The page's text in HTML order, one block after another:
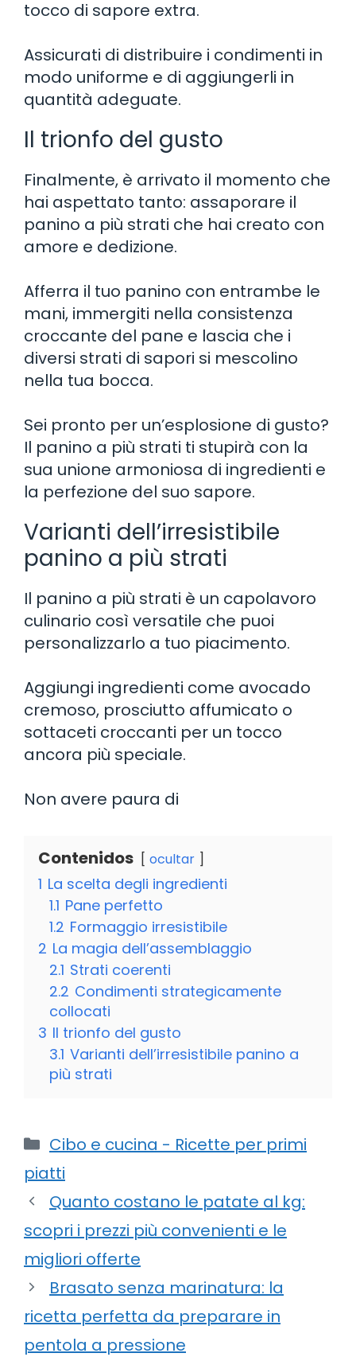
tocco di sapore extra.
Assicurati di distribuire i condimenti in
modo uniforme e di aggiungerli in
quantità adeguate.
Il trionfo del gusto
Finalmente, è arrivato il momento che
hai aspettato tanto: assaporare il
panino a più strati che hai creato con
amore e dedizione.
Afferra il tuo panino con entrambe le
mani, immergiti nella consistenza
croccante del pane e lascia che i
diversi strati di sapori si mescolino
nella tua bocca.
Sei pronto per un’esplosione di gusto?
Il panino a più strati ti stupirà con la
sua unione armoniosa di ingredienti e
la perfezione del suo sapore.
Varianti dell’irresistibile
panino a più strati
Il panino a più strati è un capolavoro
culinario così versatile che puoi
personalizzarlo a tuo piacimento.
Aggiungi ingredienti come avocado
cremoso, prosciutto affumicato o
sottaceti croccanti per un tocco
ancora più speciale.
Non avere paura di
Contenidos ocultar
1 La scelta degli ingredienti
1.1 Pane perfetto
1.2 Formaggio irresistibile
2 La magia dell’assemblaggio
2.1 Strati coerenti
2.2 Condimenti strategicamente
collocati
3 Il trionfo del gusto
3.1 Varianti dell’irresistibile panino a
più strati
Categorie
Cibo e cucina - Ricette per primi
piatti
Quanto costano le patate al kg:
scopri i prezzi più convenienti e le
migliori offerte
Brasato senza marinatura: la
ricetta perfetta da preparare in
pentola a pressione